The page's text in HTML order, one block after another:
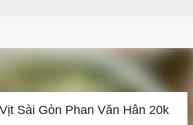
đến nội dung chính
Sài Gòn Phan Văn Hân 20k